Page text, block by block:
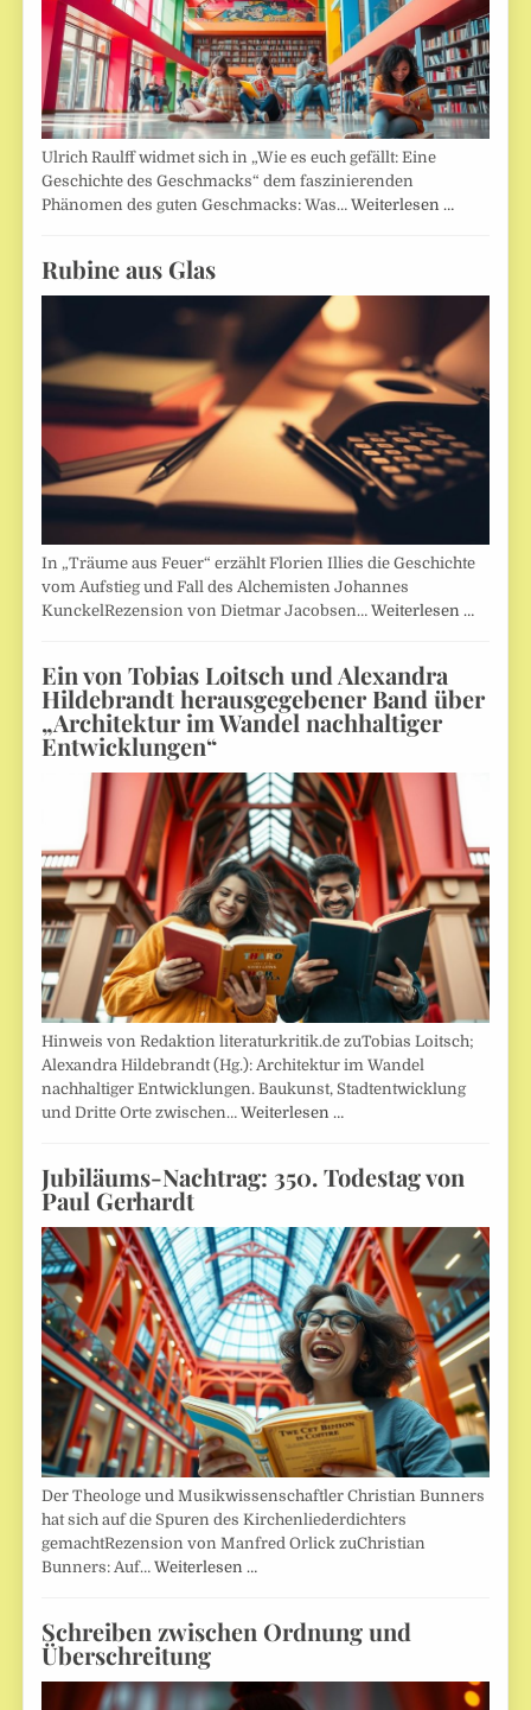
Ulrich Raulff widmet sich in „Wie es euch gefällt: Eine
Geschichte des Geschmacks“ dem faszinierenden
Phänomen des guten Geschmacks: Was…Weiterlesen …
Rubine aus Glas
In „Träume aus Feuer“ erzählt Florien Illies die Geschichte
vom Aufstieg und Fall des Alchemisten Johannes
KunckelRezension von Dietmar Jacobsen…Weiterlesen …
Ein von Tobias Loitsch und Alexandra
Hildebrandt herausgegebener Band über
„Architektur im Wandel nachhaltiger
Entwicklungen“
Hinweis von Redaktion literaturkritik.de zuTobias Loitsch;
Alexandra Hildebrandt (Hg.): Architektur im Wandel
nachhaltiger Entwicklungen. Baukunst, Stadtentwicklung
und Dritte Orte zwischen…Weiterlesen …
Jubiläums-Nachtrag: 350. Todestag von
Paul Gerhardt
Der Theologe und Musikwissenschaftler Christian Bunners
hat sich auf die Spuren des Kirchenliederdichters
gemachtRezension von Manfred Orlick zuChristian
Bunners: Auf…Weiterlesen …
Schreiben zwischen Ordnung und
Überschreitung